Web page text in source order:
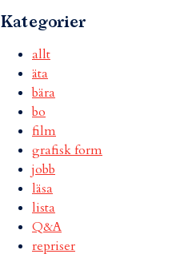
Kategorier
allt
äta
bära
bo
film
grafisk form
jobb
läsa
lista
Q&A
repriser